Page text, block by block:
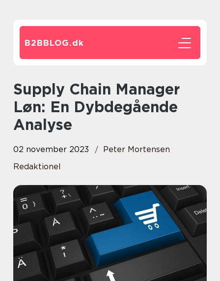
B2BBLOG.dk
Supply Chain Manager
Løn: En Dybdegående
Analyse
02 november 2023
Peter Mortensen
Redaktionel